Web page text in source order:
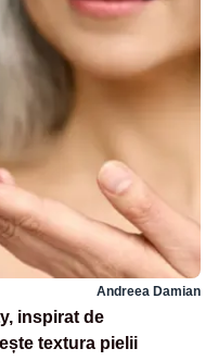
Andreea Damian
inspirat de
textura pielii